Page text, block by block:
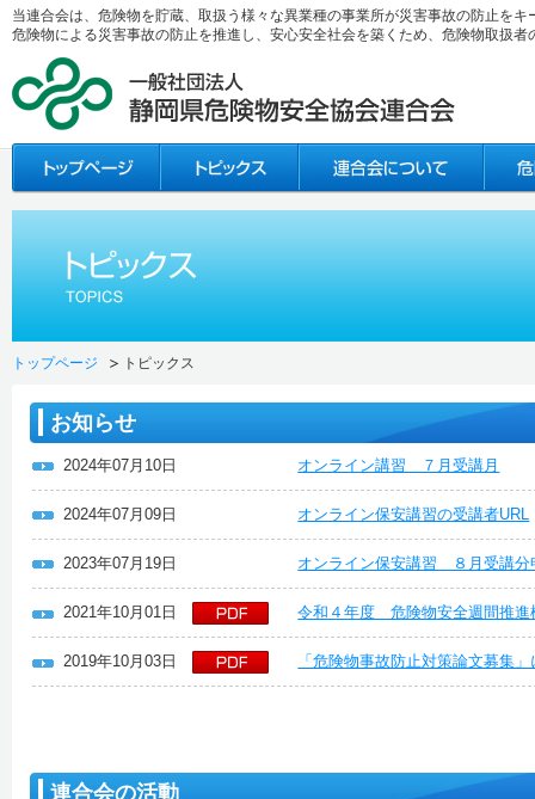
当連合会は、危険物を貯蔵、取扱う様々な異業種の事業所が災害事故の防止を
危険物による災害事故の防止を推進し、安心安全社会を築くため、危険物取扱
トップページ トピックス
お知らせ
2024年07月10日 オンライン講習 ７月受講月
2024年07月09日 オンライン保安講習の受講者URL
2023年07月19日 オンライン保安講習 ８月受講分
2021年10月01日 令和４年度 危険物安全週間推進
2019年10月03日 「危険物事故防止対策論文募集
連合会の活動